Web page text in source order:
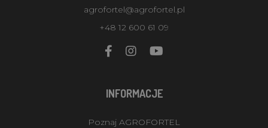
agrofortel@agrofortel.pl
+48 12 600 61 09
INFORMACJE
Poznaj AGROFORTEL